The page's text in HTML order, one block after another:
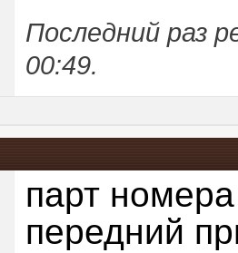
Последний раз
00:49.
парт
передний